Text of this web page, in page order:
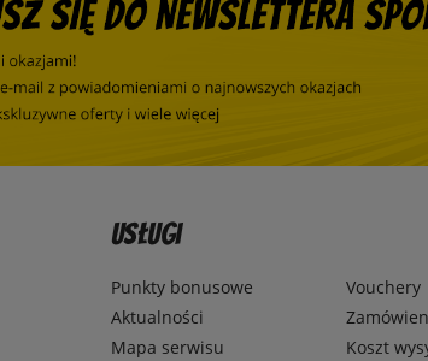
Usługi
Punkty bonusowe
Aktualności
Mapa serwisu
Vouchery
Koszt